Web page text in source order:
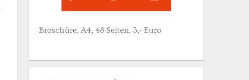
Broschüre, A4, 48 Seiten, 3,- Euro